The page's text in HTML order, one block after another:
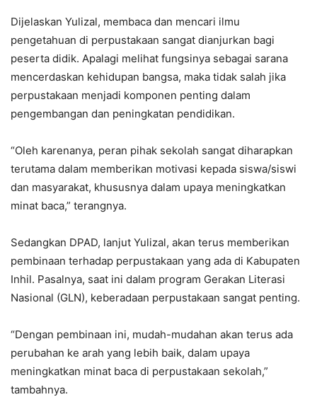
Dijelaskan Yulizal, membaca dan mencari ilmu
pengetahuan di perpustakaan sangat dianjurkan bagi
peserta didik. Apalagi melihat fungsinya sebagai sarana
mencerdaskan kehidupan bangsa, maka tidak salah jika
perpustakaan menjadi komponen penting dalam
pengembangan dan peningkatan pendidikan.
“Oleh karenanya, peran pihak sekolah sangat diharapkan
terutama dalam memberikan motivasi kepada siswa/siswi
dan masyarakat, khususnya dalam upaya meningkatkan
minat baca,” terangnya.
Sedangkan DPAD, lanjut Yulizal, akan terus memberikan
pembinaan terhadap perpustakaan yang ada di Kabupaten
Inhil. Pasalnya, saat ini dalam program Gerakan Literasi
Nasional (GLN), keberadaan perpustakaan sangat penting.
“Dengan pembinaan ini, mudah-mudahan akan terus ada
perubahan ke arah yang lebih baik, dalam upaya
meningkatkan minat baca di perpustakaan sekolah,”
tambahnya.